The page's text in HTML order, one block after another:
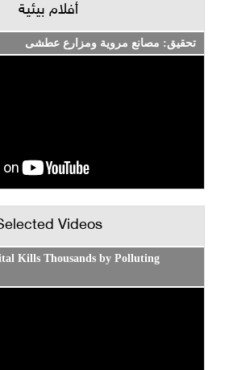
أفلام بيئية
تحقيق: مصانع مروية ومزارع عطشى
Videos
Kills Thousands by Polluting